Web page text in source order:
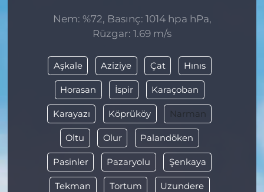
Nem: %72, Basınç: 1014 hpa hPa,
Rüzgar: 1.69 m/s
Aşkale Aziziye Çat Hınıs
Horasan İspir Karaçoban
Karayazı Köprüköy Narman
Oltu Olur Palandöken
Pasinler Pazaryolu Şenkaya
Tekman Tortum Uzundere